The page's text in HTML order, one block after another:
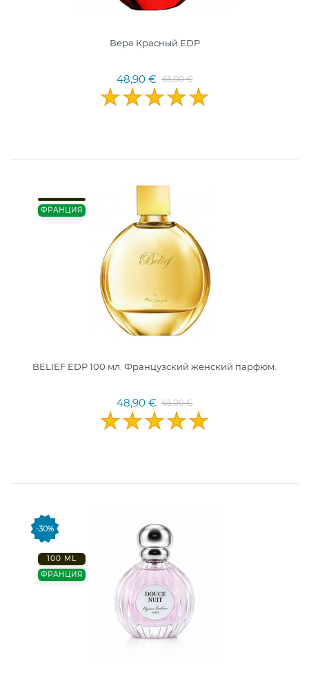
Вера Красный EDP
48,90 € 65,00 €
ФРАНЦИЯ
BELIEF EDP 100 мл. Французский женский парфюм.
48,90 € 65,00 €
-30%
100 ML
ФРАНЦИЯ